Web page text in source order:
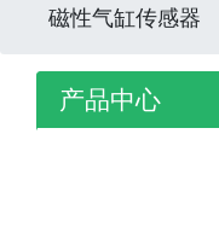
磁性气缸传感器
产品中心